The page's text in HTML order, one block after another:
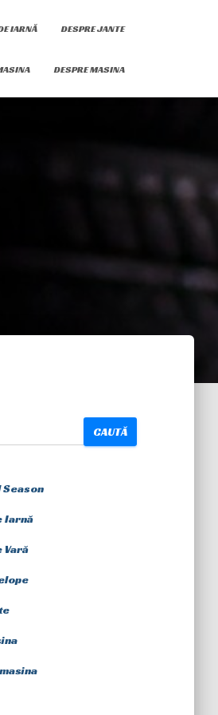
IARNĂ DESPRE JANTE
DESPRE MASINA
CAUTĂ
Season
Iarnă
Vară